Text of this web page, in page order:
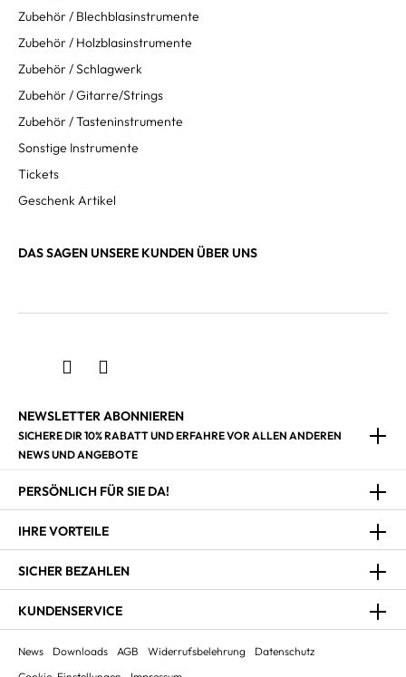
Zubehör / Blechblasinstrumente
Zubehör / Holzblasinstrumente
Zubehör / Schlagwerk
Zubehör / Gitarre/Strings
Zubehör / Tasteninstrumente
Sonstige Instrumente
Tickets
Geschenk Artikel
DAS SAGEN UNSERE KUNDEN ÜBER UNS
NEWSLETTER ABONNIEREN
SICHERE DIR 10% RABATT UND ERFAHRE VOR ALLEN ANDEREN
NEWS UND ANGEBOTE
PERSÖNLICH FÜR SIE DA!
IHRE VORTEILE
SICHER BEZAHLEN
KUNDENSERVICE
News Downloads AGB Widerrufsbelehrung
Datenschutz